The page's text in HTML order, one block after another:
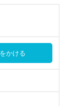
かける